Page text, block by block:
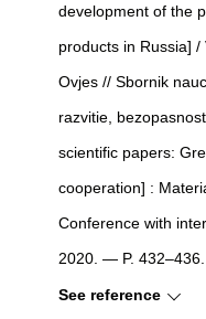
development of the
products in Russia] /
Ovjes // Sbornik
razvitie,
scientific papers:
cooperation] :
Conference with
2020. — P.
See reference